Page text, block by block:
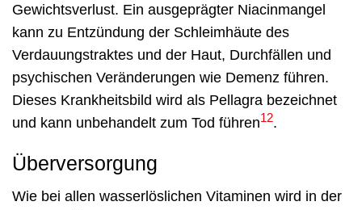
Gewichtsverlust. Ein ausgeprägter Niacinmangel
kann zu Entzündung der Schleimhäute des
Verdauungstraktes und der Haut, Durchfällen und
psychischen Veränderungen wie Demenz führen.
Dieses Krankheitsbild wird als Pellagra bezeichnet
und kann unbehandelt zum Tod führen12.
Überversorgung
Wie bei allen wasserlöslichen Vitaminen wird in der